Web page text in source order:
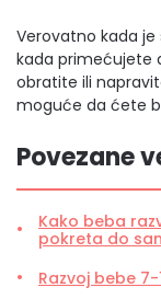
Verovatno kada
kada primećujete
obratite ili
moguće da ćete
Povezane
Kako beba
pokreta do
Razvoj bebe